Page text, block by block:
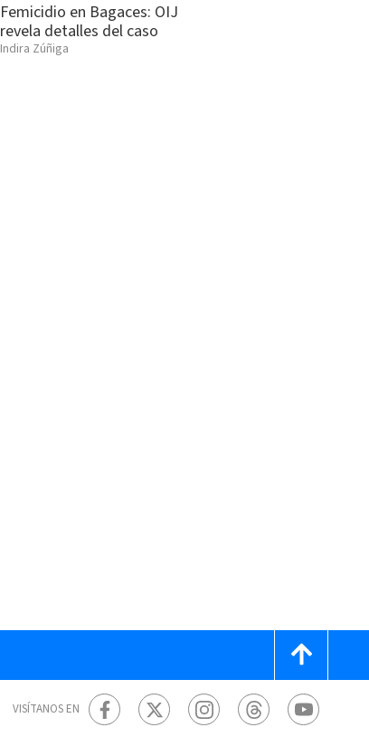
Femicidio en Bagaces: OIJ
revela detalles del caso
Indira Zúñiga
VISÍTANOS EN